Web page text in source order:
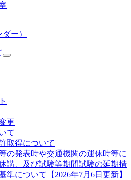
ー）
更
て
取得について
の発表時や交通機関の運休時等に
講、及び試験等期間試験の延期措
準について【2026年7月6日更新】